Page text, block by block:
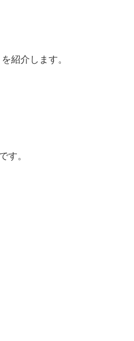
紹介します。
す。